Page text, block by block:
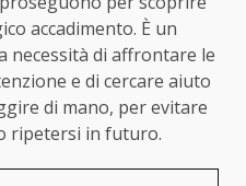
accadimento. È un
necessità di affrontare le
e di cercare aiuto
di mano, per evitare
ripetersi in futuro.